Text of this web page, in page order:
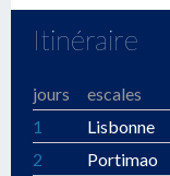
Itinéraire
jours escales
1
Lisbonne
2
Portimao